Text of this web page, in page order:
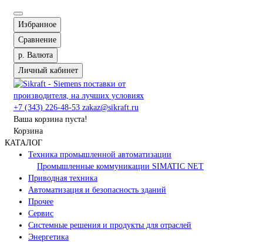
Избранное
Сравнение
р. Валюта
Личный кабинет
+7 (343) 226-48-53 zakaz@sikraft.ru
Ваша корзина пуста!
Корзина
КАТАЛОГ
Техника промышленной автоматизации
Промышленные коммуникации SIMATIC NET
Приводная техника
Автоматизация и безопасность зданий
Прочее
Сервис
Системные решения и продукты для отраслей
Энергетика